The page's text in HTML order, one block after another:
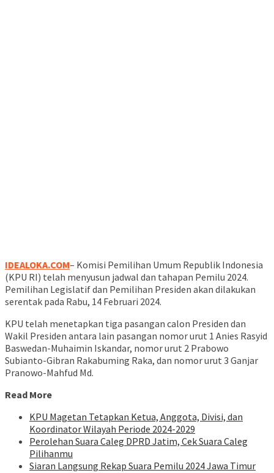
IDEALOKA.COM– Komisi Pemilihan Umum Republik Indonesia
(KPU RI) telah menyusun jadwal dan tahapan Pemilu 2024.
Pemilihan Legislatif dan Pemilihan Presiden akan dilakukan
serentak pada Rabu, 14 Februari 2024.
KPU telah menetapkan tiga pasangan calon Presiden dan
Wakil Presiden antara lain pasangan nomor urut 1 Anies Rasyid
Baswedan-Muhaimin Iskandar, nomor urut 2 Prabowo
Subianto-Gibran Rakabuming Raka, dan nomor urut 3 Ganjar
Pranowo-Mahfud Md.
Read More
KPU Magetan Tetapkan Ketua, Anggota, Divisi, dan
Koordinator Wilayah Periode 2024-2029
Perolehan Suara Caleg DPRD Jatim, Cek Suara Caleg
Pilihanmu
Siaran Langsung Rekap Suara Pemilu 2024 Jawa Timur